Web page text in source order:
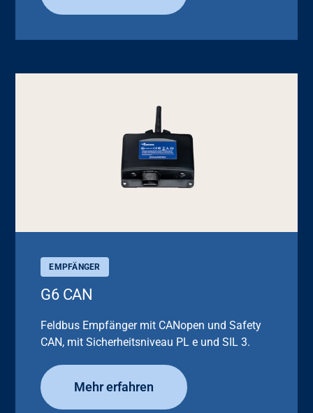
EMPFÄNGER
G6 CAN
Feldbus Empfänger mit CANopen und Safety
CAN, mit Sicherheitsniveau PL e und SIL 3.
Mehr erfahren